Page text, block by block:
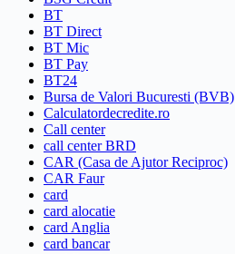
BT
BT Direct
BT Mic
BT Pay
BT24
Bursa de Valori Bucuresti (BVB)
Calculatordecredite.ro
Call center
call center BRD
CAR (Casa de Ajutor Reciproc)
CAR Faur
card
card alocatie
card Anglia
card bancar